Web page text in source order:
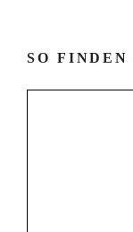
SO FINDEN